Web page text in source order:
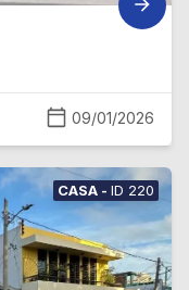
09/01/2026
CASA - ID 220